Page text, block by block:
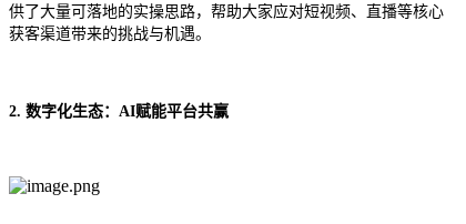
供了大量可落地的实操思路，帮助大家应对短视频、直播等核心
获客渠道带来的挑战与机遇。
2. 数字化生态：AI赋能平台共赢